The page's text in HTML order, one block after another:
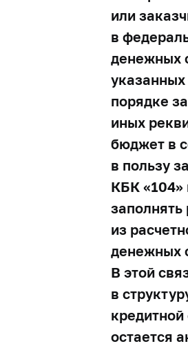
или
в
денежных
порядке
иных
бюджет в
в пользу
КБК «104»
из
денежных
В этой
в
остается